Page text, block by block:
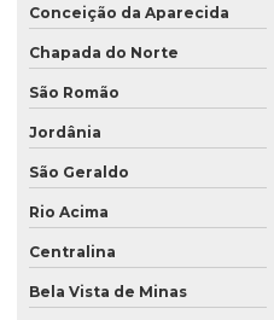
Conceição da Aparecida
Chapada do Norte
São Romão
Jordânia
São Geraldo
Rio Acima
Centralina
Bela Vista de Minas